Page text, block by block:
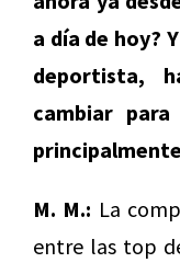
a día de hoy?
deportista,
cambiar
M. M.: La
entre las top